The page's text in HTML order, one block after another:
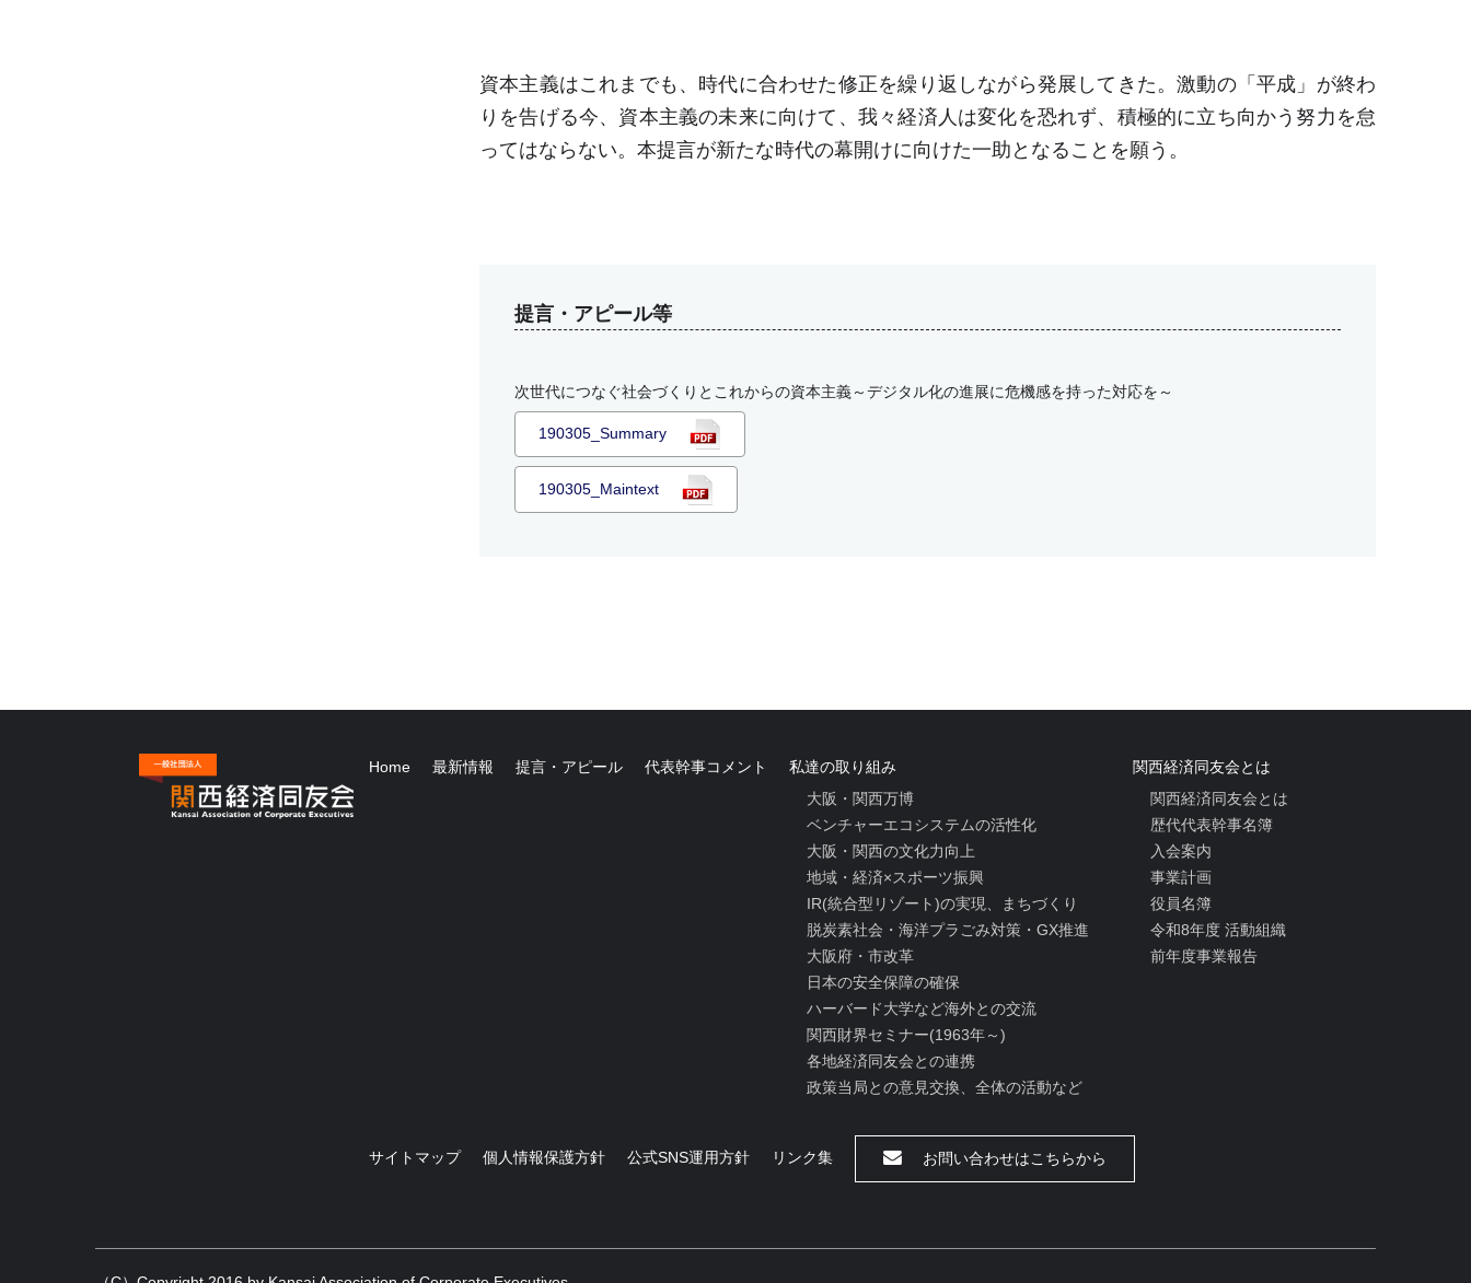
資本主義はこれまでも、時代に合わせた修正を繰り返しながら発展してきた。激動の「平成」が終わ
りを告げる今、資本主義の未来に向けて、我々経済人は変化を恐れず、積極的に立ち向かう努力を怠
ってはならない。本提言が新たな時代の幕開けに向けた一助となることを願う。
提言・アピール等
次世代につなぐ社会づくりとこれからの資本主義～デジタル化の進展に危機感を持った対応を～
190305_Summary
190305_Maintext
Home 最新情報 提言・アピール 代表幹事コメント
私達の取り組み
大阪・関西万博
ベンチャーエコシステムの活性化
大阪・関西の文化力向上
地域・経済×スポーツ振興
IR(統合型リゾート)の実現、まちづくり
脱炭素社会・海洋プラごみ対策・GX推進
大阪府・市改革
日本の安全保障の確保
ハーバード大学など海外との交流
関西財界セミナー(1963年～)
各地経済同友会との連携
政策当局との意見交換、全体の活動など
関西経済同友会とは
関西経済同友会とは
歴代代表幹事名簿
入会案内
事業計画
役員名簿
令和8年度 活動組織
前年度事業報告
サイトマップ 個人情報保護方針 公式SNS運用方針 リンク集 お問い合わせはこちらから